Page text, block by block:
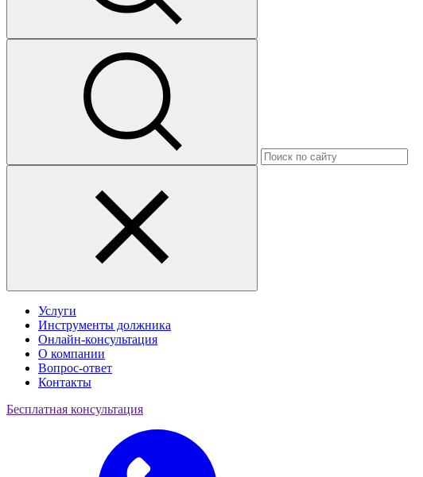
Услуги
Инструменты должника
Онлайн-консультация
О компании
Вопрос-ответ
Контакты
Бесплатная консультация